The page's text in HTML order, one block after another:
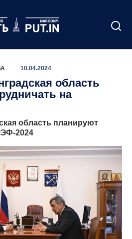
10.04.2024
область
на
область планируют
2024